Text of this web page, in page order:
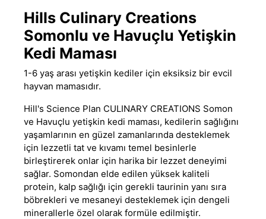
Hills Culinary Creations
Somonlu ve Havuçlu Yetişkin
Kedi Maması
1-6 yaş arası yetişkin kediler için eksiksiz bir evcil
hayvan mamasıdır.
Hill's Science Plan CULINARY CREATIONS Somon
ve Havuçlu yetişkin kedi maması, kedilerin sağlığını
yaşamlarının en güzel zamanlarında desteklemek
için lezzetli tat ve kıvamı temel besinlerle
birleştirerek onlar için harika bir lezzet deneyimi
sağlar. Somondan elde edilen yüksek kaliteli
protein, kalp sağlığı için gerekli taurinin yanı sıra
böbrekleri ve mesaneyi desteklemek için dengeli
minerallerle özel olarak formüle edilmiştir.